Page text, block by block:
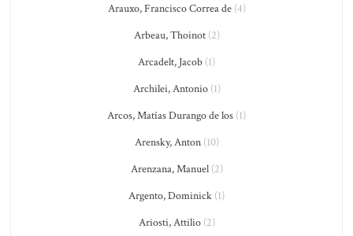
Arauxo, Francisco Correa de(4)
Arbeau, Thoinot(2)
Arcadelt, Jacob (1)
Archilei, Antonio(1)
Arcos, Matías Durango de los (1)
Arensky, Anton(10)
Arenzana, Manuel(2)
Argento, Dominick (1)
Ariosti, Attilio(2)